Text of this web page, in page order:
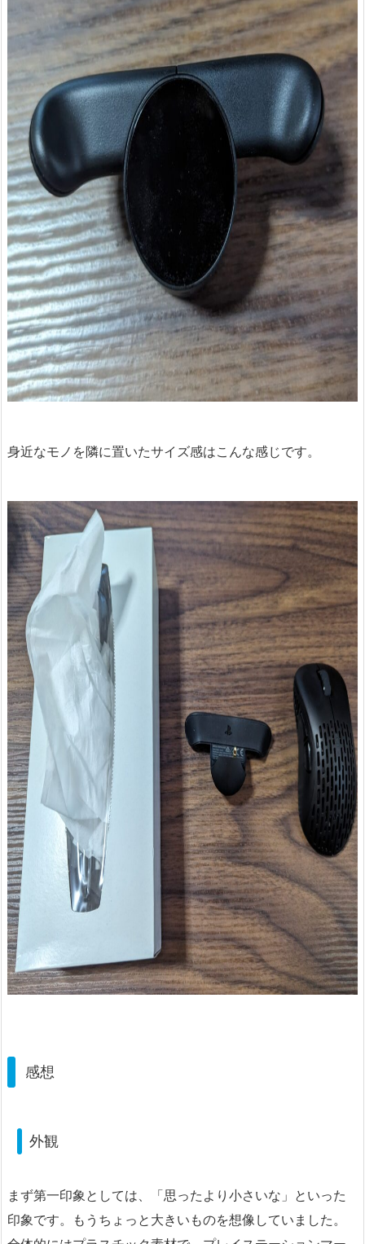
身近なモノを隣に置いたサイズ感はこんな感じです。
感想
外観
まず第一印象としては、「思ったより小さいな」といった
印象です。もうちょっと大きいものを想像していました。